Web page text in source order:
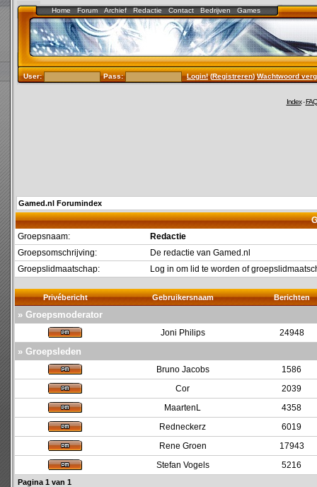
Home Forum Archief Redactie Contact Bedrijven Games
User: Pass: Login!(Registreren)Wachtwoord
Index-FAQ
Gamed.nl Forumindex
Groepsnaam:
Redactie
Groepsomschrijving:
De redactie van Gamed.nl
Groepslidmaatschap:
Log in om lid te worden of
Privébericht Gebruikersnaam Berichten
» Groepsmoderator
Joni Philips 24948
» Groepsleden
Bruno Jacobs
1586
Cor
2039
MaartenL
4358
Redneckerz
6019
Rene Groen
17943
Stefan Vogels
5216
Pagina 1 van 1